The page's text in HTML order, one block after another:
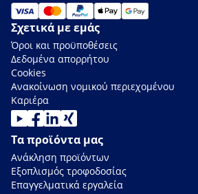
Σχετικά με εμάς
Όροι και προϋποθέσεις
Δεδομένα απορρήτου
Cookies
Ανακοίνωση νομικού περιεχομένου
Καριέρα
Τα προϊόντα μας
Ανάκληση προϊόντων
Εξοπλισμός τροφοδοσίας
Επαγγελματικά εργαλεία